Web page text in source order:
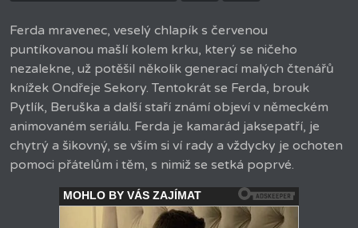
Ferda mravenec, veselý chlapík s červenou
puntíkovanou mašlí kolem krku, který se ničeho
nezalekne, už potěšil několik generací malých čtenářů
knížek Ondřeje Sekory. Tentokrát se Ferda, brouk
Pytlík, Beruška a další staří známí objeví v německém
animovaném seriálu. Ferda je kamarád jaksepatří, je
chytrý a šikovný, se vším si ví rady a vždycky je ochoten
pomoci přátelům i těm, s nimiž se setká poprvé.